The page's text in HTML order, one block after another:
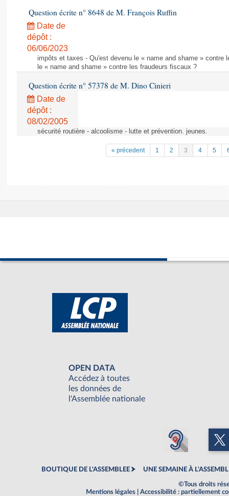
Question écrite n° 8648 de M. François Ruffin
Date de
dépôt :
06/06/2023
impôts et taxes - Qu'est devenu le « name and shame » contre
le « name and shame » contre les fraudeurs fiscaux ?
Question écrite n° 57378 de M. Dino Cinieri
Date de
dépôt :
08/02/2005
sécurité routière - alcoolisme - lutte et prévention. jeunes.
« précedent 1 2 3 4 5
OPEN DATA
Accédez à toutes
les données de
l'Assemblée nationale
BOUTIQUE DE L'ASSEMBLEE UNE SEMAINE À
©Tous droits
Mentions légales
Accessibilité : partiellement